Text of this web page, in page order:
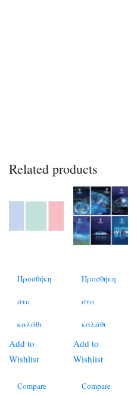
Related products
Προσθήκη
στο
καλάθι
Add to
Wishlist
Compare
Προσθήκη
στο
καλάθι
Add to
Wishlist
Compare